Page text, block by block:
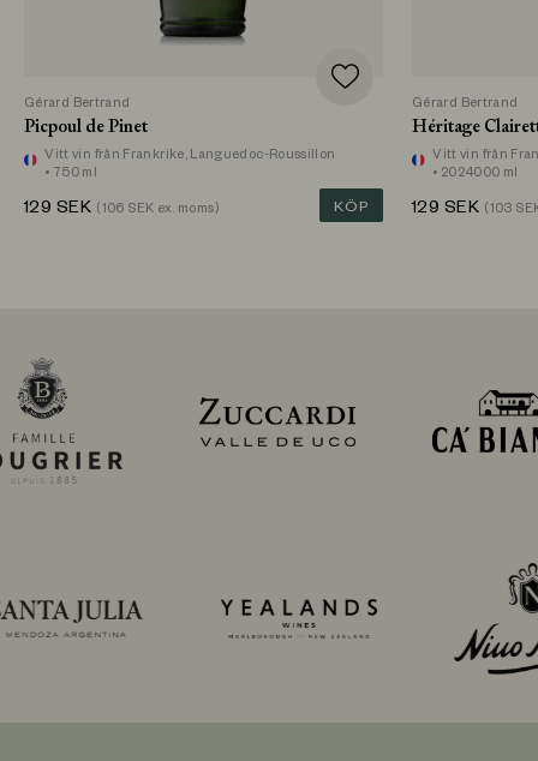
Gérard Bertrand
Picpoul de Pinet
Vitt vin från Frankrike, Languedoc-Roussillon
• 750 ml
129 SEK (106 SEK ex. moms) KÖP
Gérard Bertrand
Héritage
Vitt vin från
• 2024000 ml
129 SEK (103